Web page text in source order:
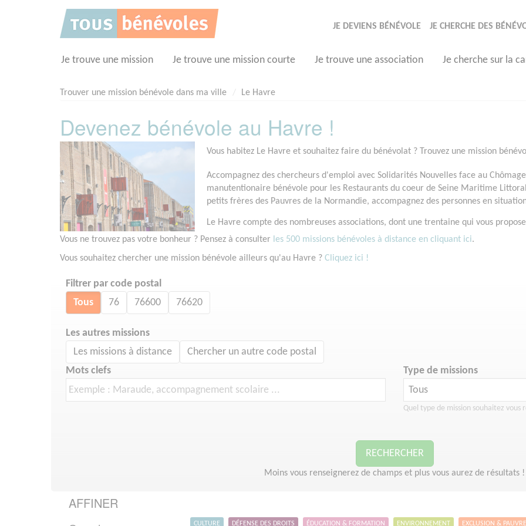
JE DEVIENS BÉNÉVOLE JE CHERCHE DES
Je trouve une mission Je trouve une mission courte Je trouve une association Je cherche sur la
Trouver une mission bénévole dans ma ville Le Havre
Devenez bénévole au Havre !
Vous habitez Le Havre et souhaitez faire du bénévolat ? Trouvez une mission
Accompagnez des chercheurs d'emploi avec Solidarités Nouvelles face au
manutentionaire bénévole pour les Restaurants du coeur de Seine Maritime
petits frères des Pauvres de la Normandie, accompagnez des personnes en
Le Havre compte des nombreuses associations, dont une trentaine qui vous
Vous ne trouvez pas votre bonheur ? Pensez à consulter les 500 missions bénévoles à distance en cliquant ici.
Vous souhaitez chercher une mission bénévole ailleurs qu'au Havre ? Cliquez ici !
Filtrer par code postal
Tous 76 76600 76620
Les autres missions
Les missions à distance Chercher un autre code postal
Mots clefs Type de missions
Quel type de mission souhaitez vous
RECHERCHER
Moins vous renseignerez de champs et plus vous aurez de résultats !
AFFINER
CULTURE DÉFENSE DES DROITS ÉDUCATION & FORMATION ENVIRONNEMENT EXCLUSION &